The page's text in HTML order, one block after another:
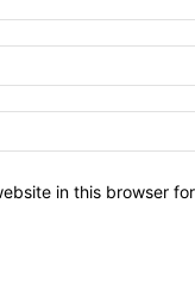
in this browser